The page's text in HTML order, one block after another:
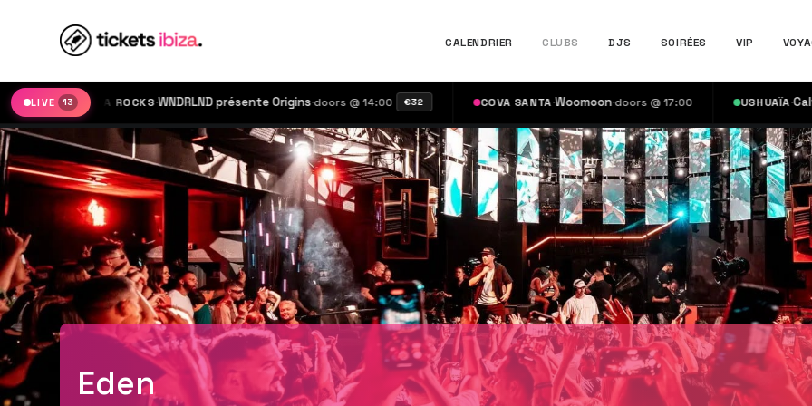
CALENDRIER CLUBS DJS SOIRÉES VIP
LIVE 13
IBIZA ROCKS· WNDRLND présente Origins·doors @ 14:00 €32 COVA SANTA·Woomoon·doors @ 17:00 USHUAÏA·Calvin
Eden